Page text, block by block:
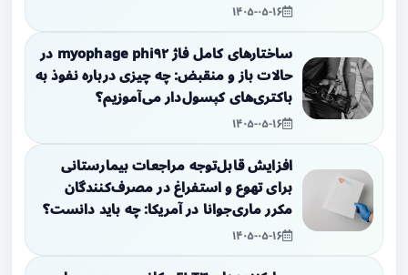
۱۴۰۵-۰۵-۱۶
ساختارهای کامل فاژ myophage phi۹۲ در
حالات باز و منقبض: چه چیزی درباره نفوذ به
باکتری‌های کپسول‌دار می‌آموزیم؟
۱۴۰۵-۰۵-۱۶
افزایش قابل‌توجه مراجعات بیمارستانی
برای تهوع و استفراغ در مصرف‌کنندگان
مکرر ماری‌جوانا در آمریکا: چه باید دانست؟
۱۴۰۵-۰۵-۱۶